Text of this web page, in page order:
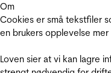
Om
Cookies er små tekstfiler
en brukers opplevelse
Loven sier at vi kan lagre